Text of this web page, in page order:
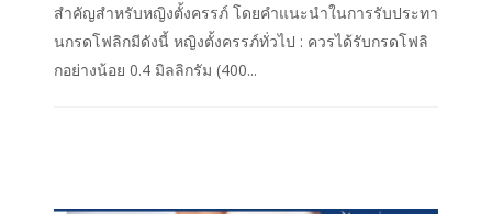
สำคัญสำหรับหญิงตั้งครรภ์ โดยคำแนะนำในการรับประทา
นกรดโฟลิกมีดังนี้ หญิงตั้งครรภ์ทั่วไป : ควรได้รับกรดโฟลิ
กอย่างน้อย 0.4 มิลลิกรัม (400...